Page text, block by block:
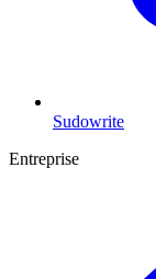
Sudowrite
Entreprise